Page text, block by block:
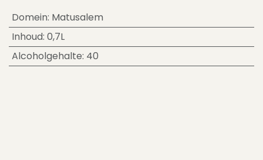
Domein: Matusalem
Inhoud: 0,7L
Alcoholgehalte: 40